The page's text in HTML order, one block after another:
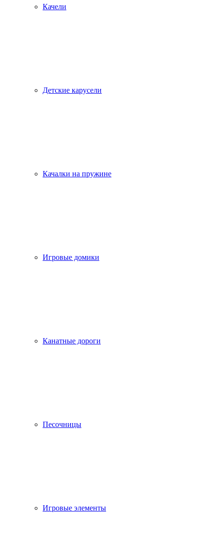
Качели
Детские карусели
Качалки на пружине
Игровые домики
Канатные дороги
Песочницы
Игровые элементы